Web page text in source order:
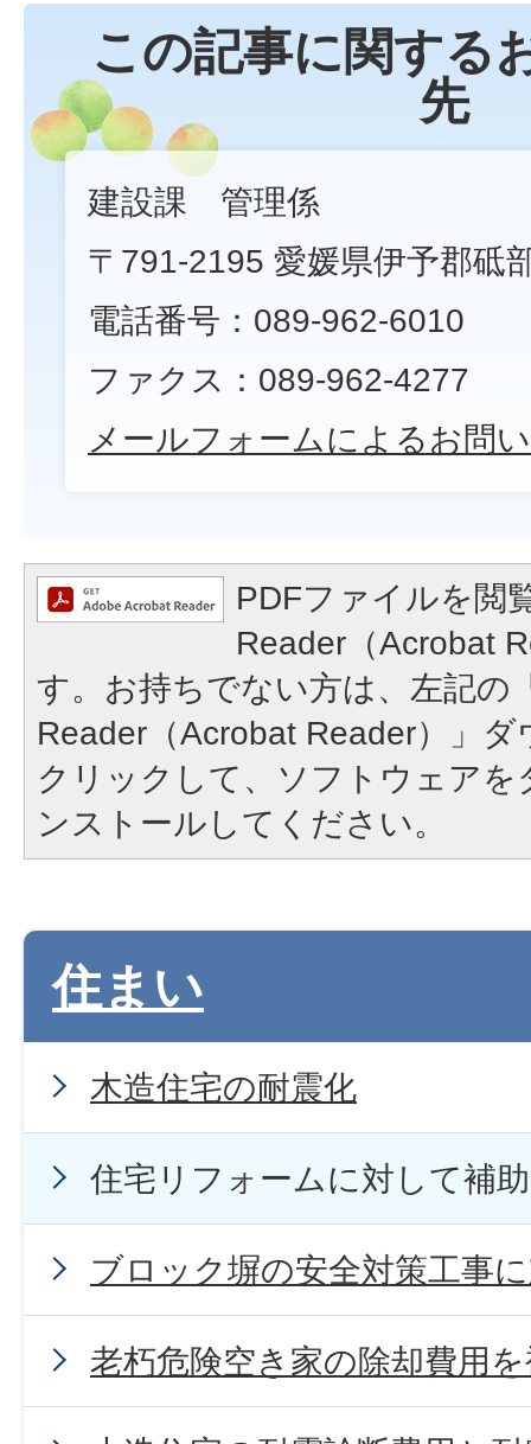
この記事に関する
先
建設課 管理係
〒791-2195 愛媛県伊予郡砥
電話番号：089-962-6010
ファクス：089-962-4277
メールフォームによるお問
PDFファイルを閲
Reader（Acrobat
す。お持ちでない方は、左記の
Reader（Acrobat Reader）」
クリックして、ソフトウェア
ンストールしてください。
住まい
木造住宅の耐震化
住宅リフォームに対して補
ブロック塀の安全対策工事
老朽危険空き家の除却費用